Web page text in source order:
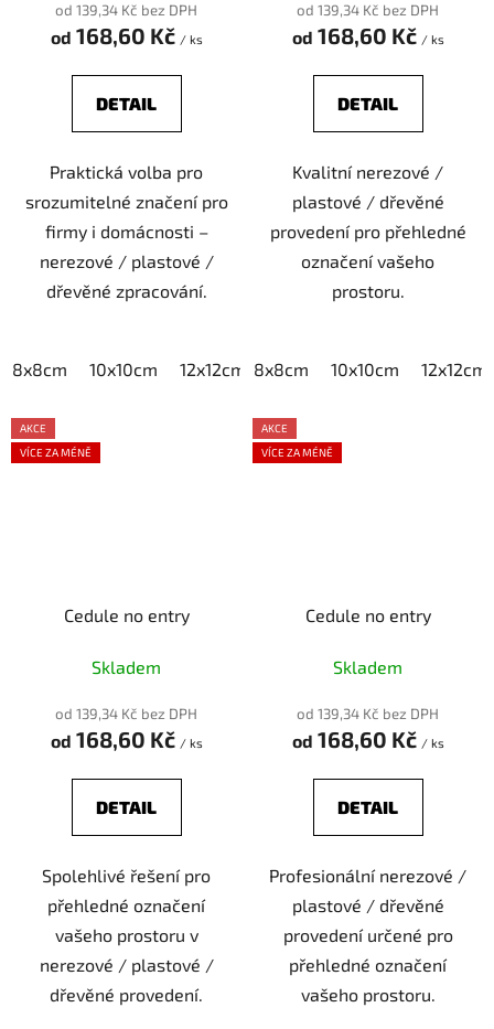
od 139,34 Kč bez DPH
od 168,60 Kč / ks
DETAIL
Praktická volba pro
srozumitelné značení pro
firmy i domácnosti –
nerezové / plastové /
dřevěné zpracování.
8x8cm 10x10cm 12x12cm 15x15cm 20x20cm
od 139,34 Kč bez DPH
od 168,60 Kč / ks
DETAIL
Kvalitní nerezové /
plastové / dřevěné
provedení pro přehledné
označení vašeho
prostoru.
8x8cm 10x10cm 12x12cm
AKCE
VÍCE ZA MÉNĚ
Cedule no entry
Skladem
od 139,34 Kč bez DPH
od 168,60 Kč / ks
DETAIL
Spolehlivé řešení pro
přehledné označení
vašeho prostoru v
nerezové / plastové /
dřevěné provedení.
AKCE
VÍCE ZA MÉNĚ
Cedule no entry
Skladem
od 139,34 Kč bez DPH
od 168,60 Kč / ks
DETAIL
Profesionální nerezové /
plastové / dřevěné
provedení určené pro
přehledné označení
vašeho prostoru.